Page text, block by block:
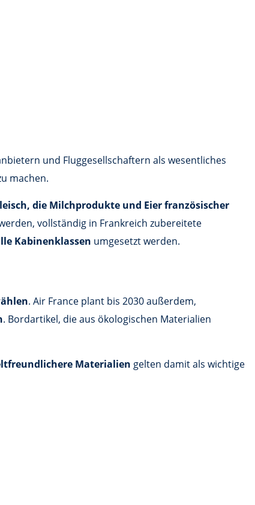
und Fluggesellschaftern als wesentliches
machen.
die Milchprodukte und Eier französischer
vollständig in Frankreich zubereitete
Kabinenklassen umgesetzt werden.
. Air France plant bis 2030 außerdem,
. Bordartikel, die aus ökologischen Materialien
Materialien gelten damit als wichtige